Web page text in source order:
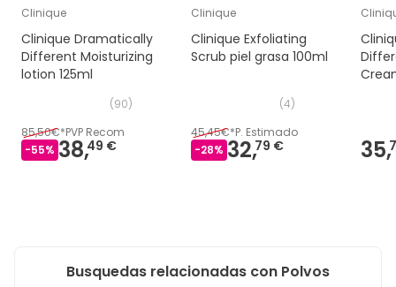
Clinique
Clinique Dramatically
Different Moisturizing
lotion 125ml
(90)
85,50€*PVP Recom
-55% 38,49 €
Clinique
Clinique Exfoliating
Scrub piel grasa 100ml
(4)
45,45€*P. Estimado
-28% 32,79 € 35,
Busquedas relacionadas con Polvos